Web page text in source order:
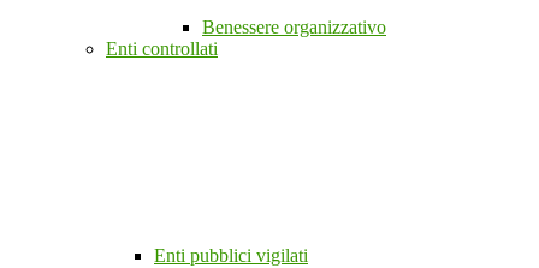
Benessere organizzativo
Enti controllati
Enti pubblici vigilati